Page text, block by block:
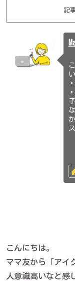
記
こんにちは。
ママ友から「アイ
人意識高いなと感